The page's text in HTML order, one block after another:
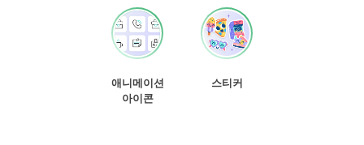
애니메이션
아이콘
스티커